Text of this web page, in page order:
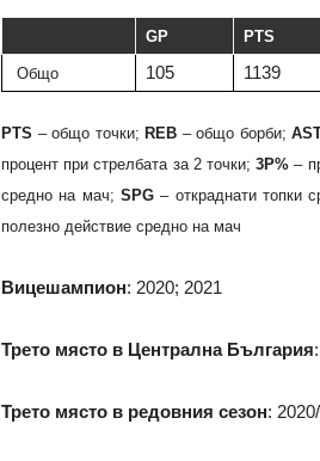
GP PTS
Общо 105 1139
PTS – общо точки; REB – общо борби;
процент при стрелбата за 2 точки;3P% –
средно на мач;SPG – откраднати топки
полезно действие средно на мач
Вицешампион: 2020; 2021
Трето място в Централна България
Трето място в редовния сезон: